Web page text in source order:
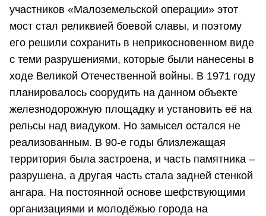
участников «Малоземельской операции» этот
мост стал реликвией боевой славы, и поэтому
его решили сохранить в неприкосновенном виде
с теми разрушениями, которые были нанесены в
ходе Великой Отечественной войны. В 1971 году
планировалось соорудить на данном объекте
железнодорожную площадку и установить её на
рельсы над виадуком. Но замысел остался не
реализованным. В 90-е годы близлежащая
территория была застроена, и часть памятника –
разрушена, а другая часть стала задней стенкой
ангара. На постоянной основе шефствующими
организациями и молодёжью города на